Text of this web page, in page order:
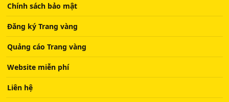
Chính sách bảo mật
Đăng ký Trang vàng
Quảng cáo Trang vàng
Website miễn phí
Liên hệ